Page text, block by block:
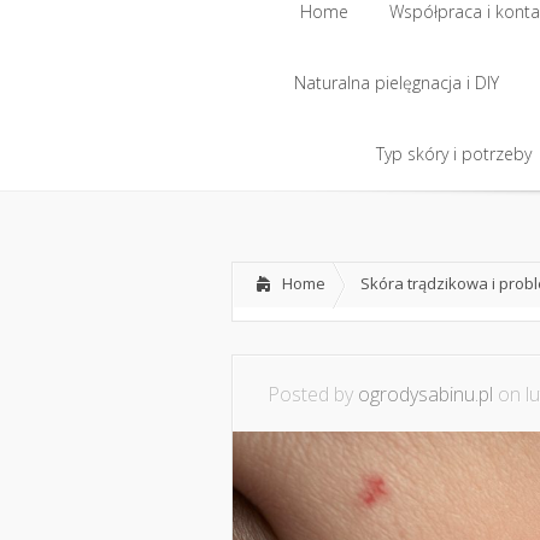
Home
Home
Współpraca i
Współpraca i
Naturalna pielęgnacja i DIY
Naturalna pielęgnacja i DIY
Typ skóry i potrzeby
Home Skóra trądzikowa i
Posted by ogrodysabinu.pl on